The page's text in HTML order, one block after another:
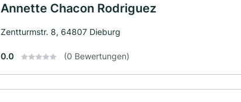
Annette Chacon Rodriguez
Zentturmstr. 8, 64807 Dieburg
0.0 (0 Bewertungen)